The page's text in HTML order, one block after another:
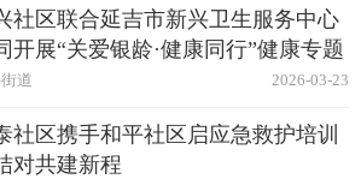
社区联合延吉市新兴卫生服务中心
开展“关爱银龄·健康同行”健康专题
2026-03-23
道
社区携手和平社区启应急救护培训
对共建新程